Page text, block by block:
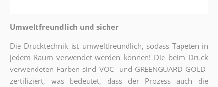
Umweltfreundlich und sicher
Die Drucktechnik ist umweltfreundlich, sodass Tapeten in
jedem Raum verwendet werden können! Die beim Druck
verwendeten Farben sind VOC- und GREENGUARD GOLD-
zertifiziert, was bedeutet, dass der Prozess auch die